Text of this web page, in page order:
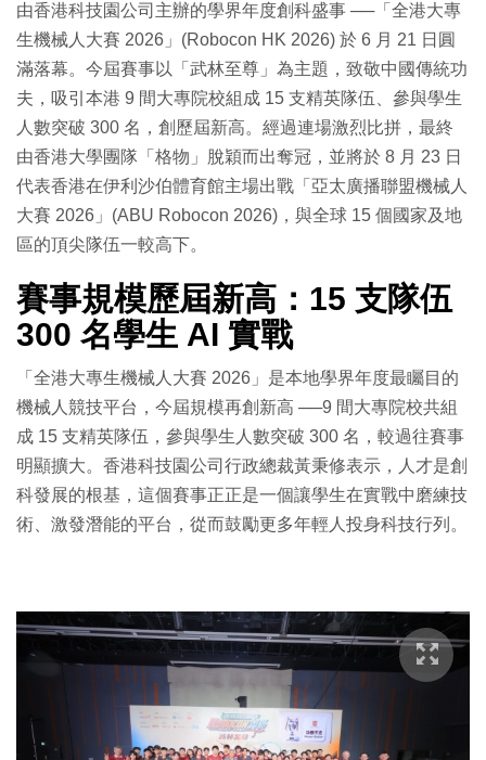
由香港科技園公司主辦的學界年度創科盛事 ──「全港大專
生機械人大賽 2026」(Robocon HK 2026) 於 6 月 21 日圓
滿落幕。今屆賽事以「武林至尊」為主題，致敬中國傳統功
夫，吸引本港 9 間大專院校組成 15 支精英隊伍、參與學生
人數突破 300 名，創歷屆新高。經過連場激烈比拼，最終
由香港大學團隊「格物」脫穎而出奪冠，並將於 8 月 23 日
代表香港在伊利沙伯體育館主場出戰「亞太廣播聯盟機械人
大賽 2026」(ABU Robocon 2026)，與全球 15 個國家及地
區的頂尖隊伍一較高下。
賽事規模歷屆新高：15 支隊伍
300 名學生 AI 實戰
「全港大專生機械人大賽 2026」是本地學界年度最矚目的
機械人競技平台，今屆規模再創新高 ──9 間大專院校共組
成 15 支精英隊伍，參與學生人數突破 300 名，較過往賽事
明顯擴大。香港科技園公司行政總裁黃秉修表示，人才是創
科發展的根基，這個賽事正正是一個讓學生在實戰中磨練技
術、激發潛能的平台，從而鼓勵更多年輕人投身科技行列。